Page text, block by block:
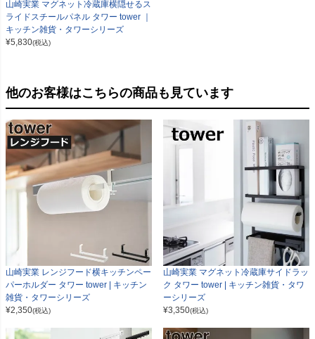
山崎実業 マグネット冷蔵庫横隠せるス
ライドスチールパネル タワー tower ｜
キッチン雑貨・タワーシリーズ
¥5,830(税込)
他のお客様はこちらの商品も見ています
山崎実業 レンジフード横キッチンペー
パーホルダー タワー tower | キッチン
雑貨・タワーシリーズ
¥2,350(税込)
山崎実業 マグネット冷蔵庫サイドラッ
ク タワー tower | キッチン雑貨・タワ
ーシリーズ
¥3,350(税込)